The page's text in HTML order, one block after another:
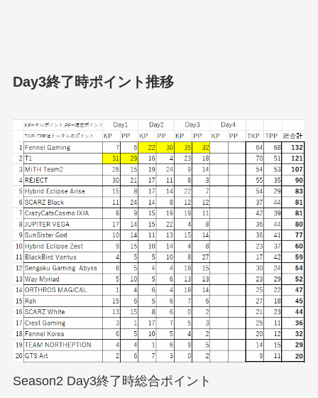
Day3終了時ポイント推移
Season2 Day3終了時総合ポイント